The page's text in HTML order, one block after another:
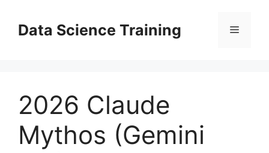
Inhalt
springen
Data Science Training Menü
2026 Claude
Mythos (Gemini